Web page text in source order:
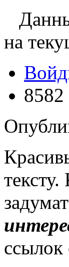
на
8582
тексту.